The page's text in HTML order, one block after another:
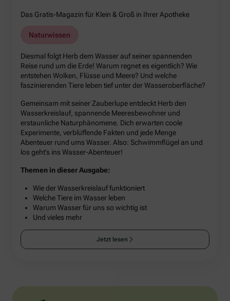
Das Gratis-Magazin für Klein & Groß in Ihrer Apotheke
Naturwissen
Diesmal folgt Herb dem Wasser auf seiner spannenden
Reise rund um die Erde! Warum regnet es eigentlich? Wie
entstehen Wolken, Flüsse und Meere? Und welche
faszinierenden Tiere leben tief unter der Wasseroberfläche?
Gemeinsam mit seiner Zauberlupe entdeckt Herb den
Wasserkreislauf, spannende Meeresbewohner und
erstaunliche Naturphänomene. Dich erwarten coole
Experimente, verblüffende Fakten und jede Menge
Abenteuer rund ums Wasser. Also: Schwimmflügel an und
los geht’s ins Wasser-Abenteuer!
Themen in dieser Ausgabe:
Wie der Wasserkreislauf funktioniert
Welche Tiere im Wasser leben
Warum Wasser für uns so wichtig ist
Und vieles mehr
Jetzt lesen